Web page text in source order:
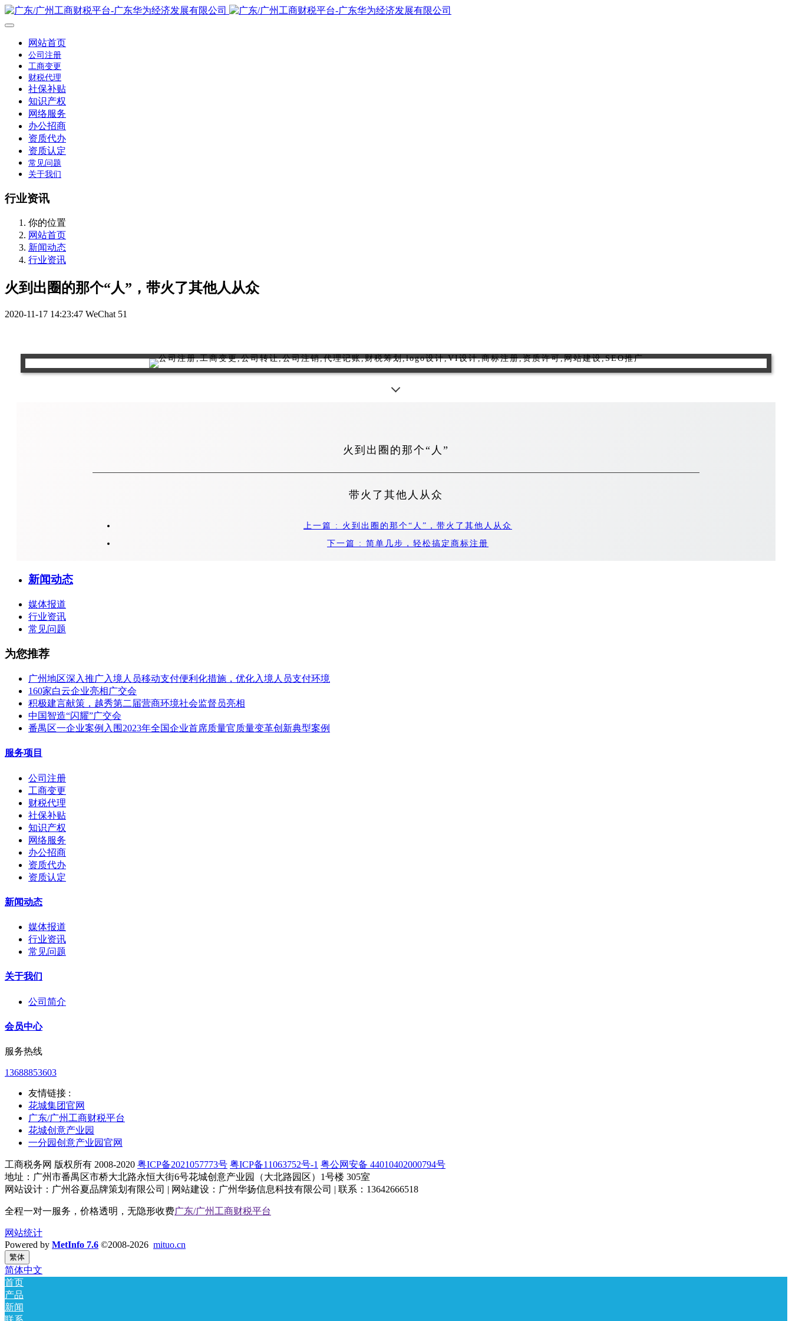
网站首页
公司注册
工商变更
财税代理
社保补贴
知识产权
网络服务
办公招商
资质代办
资质认定
常见问题
关于我们
行业资讯
你的位置
网站首页
新闻动态
行业资讯
火到出圈的那个“人”，带火了其他人从众
2020-11-17 14:23:47 WeChat 51
火到出圈的那个“人”
带火了其他人从众
上一篇 : 火到出圈的那个“人”，带火了其他人从众
下一篇 : 简单几步，轻松搞定商标注册
新闻动态
媒体报道
行业资讯
常见问题
为您推荐
广州地区深入推广入境人员移动支付便利化措施，优化入境人员支付环境
160家白云企业亮相广交会
积极建言献策，越秀第二届营商环境社会监督员亮相
中国智造“闪耀”广交会
番禺区一企业案例入围2023年全国企业首席质量官质量变革创新典型案例
服务项目
公司注册
工商变更
财税代理
社保补贴
知识产权
网络服务
办公招商
资质代办
资质认定
新闻动态
媒体报道
行业资讯
常见问题
关于我们
公司简介
会员中心
服务热线
13688853603
友情链接 :
花城集团官网
广东/广州工商财税平台
花城创意产业园
一分园创意产业园官网
工商税务网 版权所有 2008-2020 粤ICP备2021057773号 粤ICP备11063752号-1 粤公网安备 44010402000794号
地址：广州市番禺区市桥大北路永恒大街6号花城创意产业园（大北路园区）1号楼 305室
网站设计：广州谷夏品牌策划有限公司 | 网站建设：广州华扬信息科技有限公司 | 联系：13642666518
全程一对一服务，价格透明，无隐形收费广东/广州工商财税平台
网站统计
Powered by MetInfo 7.6 ©2008-2026 mituo.cn
繁体
简体中文
首页
产品
新闻